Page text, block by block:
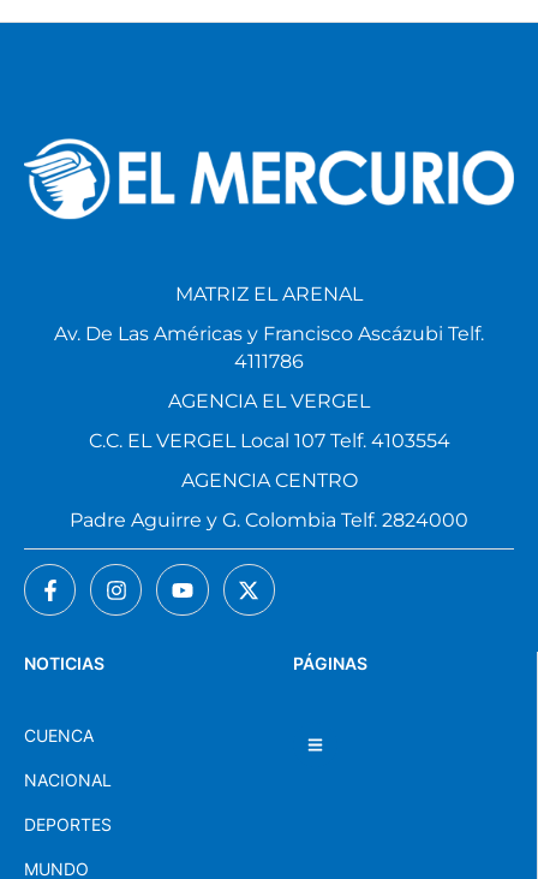
PÁGINAS
NOTICIAS
CUENCA
NACIONAL
DEPORTES
MUNDO
MATRIZ EL ARENAL
Av. De Las Américas y Francisco Ascázubi Telf.
4111786
AGENCIA EL VERGEL
C.C. EL VERGEL Local 107 Telf. 4103554
AGENCIA CENTRO
Padre Aguirre y G. Colombia Telf. 2824000